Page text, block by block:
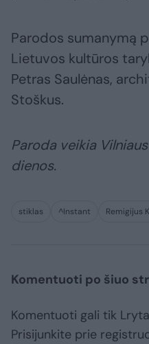
Parodos sumanymą
Lietuvos kultūros
Petras Saulėnas,
Stoškus.
Paroda veikia
dienos.
stiklas ^Instant Remigijus
Komentuoti po šiuo
Komentuoti gali tik
Prisijunkite prie